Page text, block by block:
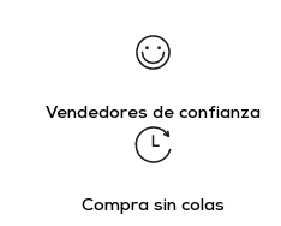
Vendedores de confianza
Compra sin colas